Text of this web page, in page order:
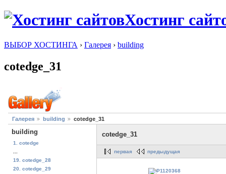
Хостинг
ВЫБОР ХОСТИНГА › Галерея › building
cotedge_31
Галерея building cotedge_31
building
1. cotedge
...
19. cotedge_28
20. cotedge_29
cotedge_31
первая предыдущая